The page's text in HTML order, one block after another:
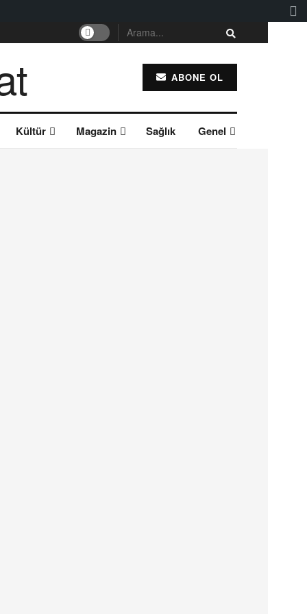
ABONE OL
Kültür Magazin Sağlık Genel